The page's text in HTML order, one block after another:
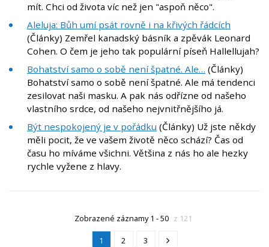
mít. Chci od života víc než jen "aspoň něco".
Aleluja: Bůh umí psát rovně i na křivých řádcích
(Články) Zemřel kanadský básník a zpěvák Leonard
Cohen. O čem je jeho tak populární píseň Hallellujah?
Bohatství samo o sobě není špatné. Ale… (Články)
Bohatství samo o sobě není špatné. Ale má tendenci
zesilovat naši masku. A pak nás odřízne od našeho
vlastního srdce, od našeho nejvnitřnějšího já.
Být nespokojený je v pořádku (Články) Už jste někdy
měli pocit, že ve vašem životě něco schází? Čas od
času ho míváme všichni. Většina z nás ho ale hezky
rychle vyžene z hlavy.
Zobrazené záznamy 1 - 50 z 121
1 2 3